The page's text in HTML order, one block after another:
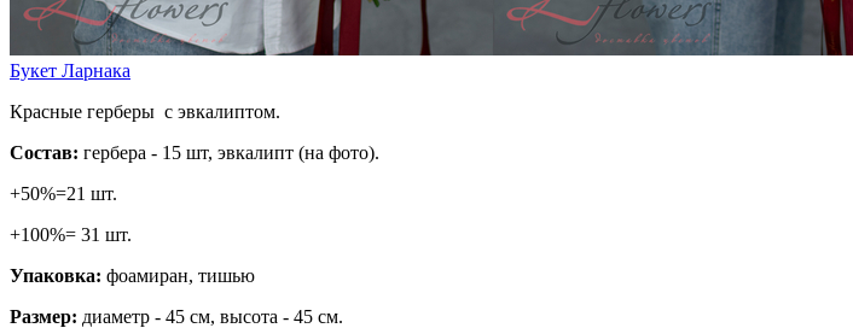
Букет Ларнака
Красные герберы с эвкалиптом.
Состав: гербера - 15 шт, эвкалипт (на фото).
+50%=21 шт.
+100%= 31 шт.
Упаковка: фоамиран, тишью
Размер: диаметр - 45 см, высота - 45 см.